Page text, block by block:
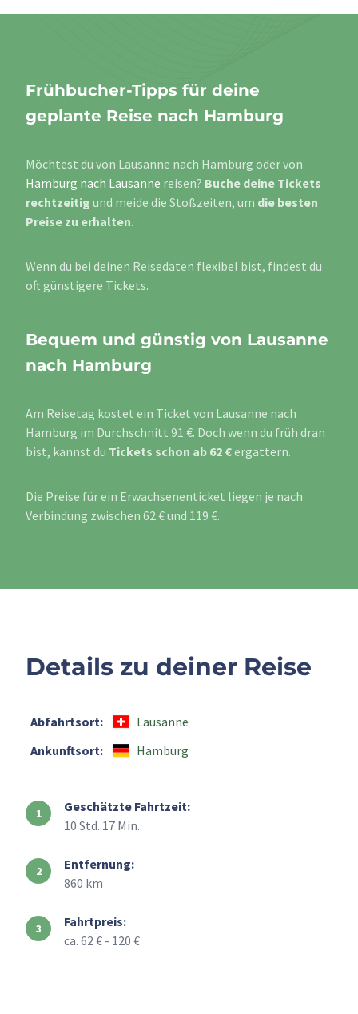
Frühbucher-Tipps für deine
geplante Reise nach Hamburg
Möchtest du von Lausanne nach Hamburg oder von
Hamburg nach Lausanne reisen? Buche deine Tickets
rechtzeitig und meide die Stoßzeiten, um die besten
Preise zu erhalten.
Wenn du bei deinen Reisedaten flexibel bist, findest du
oft günstigere Tickets.
Bequem und günstig von Lausanne
nach Hamburg
Am Reisetag kostet ein Ticket von Lausanne nach
Hamburg im Durchschnitt 91 €. Doch wenn du früh dran
bist, kannst du Tickets schon ab 62 €ergattern.
Die Preise für ein Erwachsenenticket liegen je nach
Verbindung zwischen 62 € und 119 €.
Details zu deiner Reise
Abfahrtsort:
Lausanne
Ankunftsort:
Hamburg
Geschätzte Fahrtzeit:
10 Std. 17 Min.
Entfernung:
860 km
Fahrtpreis:
ca. 62 € - 120 €